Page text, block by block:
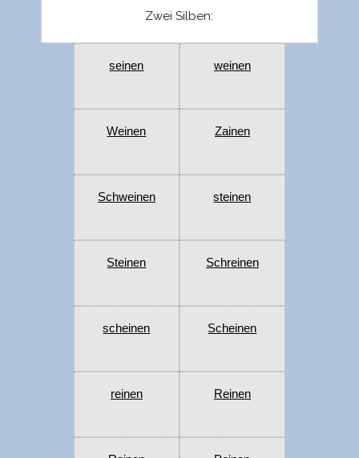
Zwei Silben:
seinen weinen
Weinen Zainen
Schweinen steinen
Steinen Schreinen
scheinen Scheinen
reinen Reinen